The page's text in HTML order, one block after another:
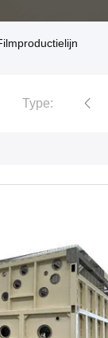
Type:
van filmrewinder